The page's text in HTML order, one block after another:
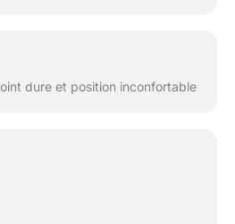
dure et position inconfortable